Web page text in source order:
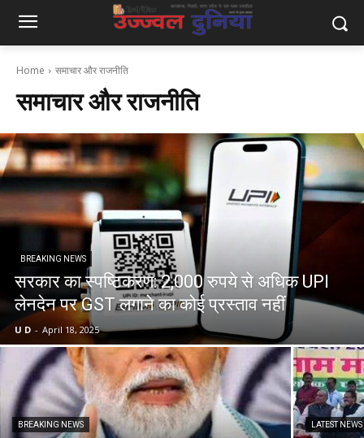
Home समाचार और राजनीति
समाचार और राजनीति
BREAKING NEWS
सरकार का स्पष्टिकरण: 2,000 रुपये से अधिक UPI
लेनदेन पर GST लगाने का कोई प्रस्ताव नहीं
U D - April 18, 2025
BREAKING NEWS LATEST NEWS